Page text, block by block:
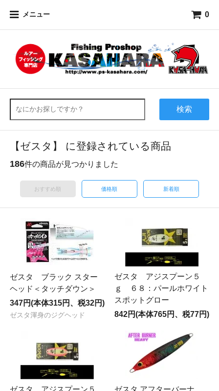
メニュー 0
検索
【ゼスタ】 に登録されている商品
186件の商品が見つかりました
おすすめ順 価格順 新着順
ゼスタ ブラック スター
ヘッド＜タッチダウン＞
347円(本体315円、税32円)
ゼスタ渾身のジグヘッド
ゼスタ アジスプーン５
ｇ ６８：パールホワイト
スポットグロー
842円(本体765円、税77円)
ゼスタ アジスプーン５
ゼスタ アフターバーナ